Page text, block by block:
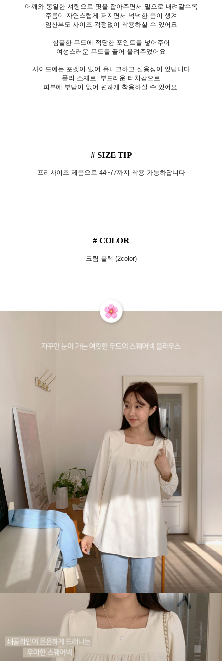
어깨와 동일한 셔링으로 핏을 잡아주면서 밑으로 내려갈수록
주름이 자연스럽게 퍼지면서 넉넉한 품이 생겨
임산부도 사이즈 걱정없이 착용하실 수 있어요
심플한 무드에 적당한 포인트를 넣어주어
여성스러운 무드를 끌어 올려주었어요
사이드에는 포켓이 있어 유니크하고 실용성이 있답니다
폴리 소재로 부드러운 터치감으로
피부에 부담이 없어 편하게 착용하실 수 있어요
# SIZE TIP
프리사이즈 제품으로 44~77까지 착용 가능하답니다
# COLOR
크림 블랙 (2color)